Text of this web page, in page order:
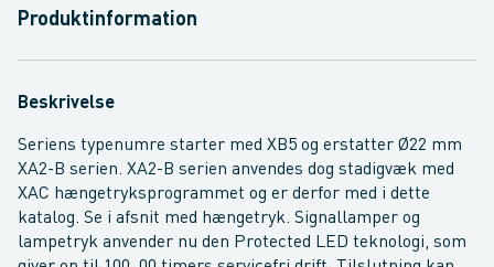
Produktinformation
Beskrivelse
Seriens typenumre starter med XB5 og erstatter Ø22 mm
XA2-B serien. XA2-B serien anvendes dog stadigvæk med
XAC hængetryksprogrammet og er derfor med i dette
katalog. Se i afsnit med hængetryk. Signallamper og
lampetryk anvender nu den Protected LED teknologi, som